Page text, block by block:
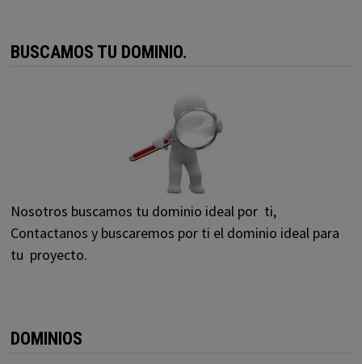
BUSCAMOS TU DOMINIO.
Nosotros buscamos tu dominio ideal por ti,
Contactanos y buscaremos por ti el dominio ideal para
tu proyecto.
DOMINIOS